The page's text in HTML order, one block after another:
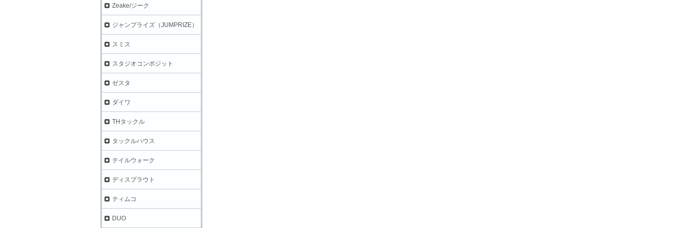
Zeake/ジーク
ジャンプライズ（JUMPRIZE）
スミス
スタジオコンポジット
ゼスタ
ダイワ
THタックル
タックルハウス
テイルウォーク
ディスプラウト
ティムコ
DUO